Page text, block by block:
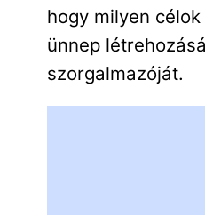
hogy milyen
ünnep
szorgalmazóját.